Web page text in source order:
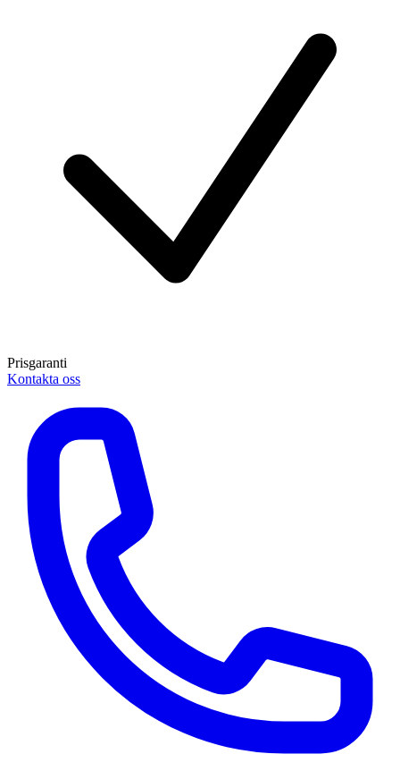
Prisgaranti
Kontakta oss